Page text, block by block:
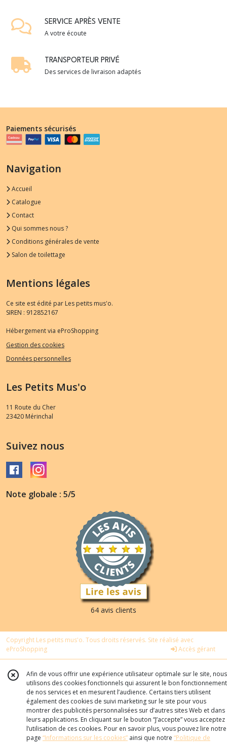
SERVICE APRÈS VENTE
A votre écoute
TRANSPORTEUR PRIVÉ
Des services de livraison adaptés
Paiements sécurisés
Navigation
Accueil
Catalogue
Contact
Qui sommes nous ?
Conditions générales de vente
Salon de toilettage
Mentions légales
Ce site est édité par Les petits mus'o.
SIREN : 912852167
Hébergement via eProShopping
Gestion des cookies
Données personnelles
Les Petits Mus'o
11 Route du Cher
23420 Mérinchal
Suivez nous
Note globale : 5/5
64 avis clients
Copyright Les petits mus'o. Tous droits réservés. Site réalisé avec
eProShopping
Accès gérant
Afin de vous offrir une expérience utilisateur optimale sur le site, nous
utilisons des cookies fonctionnels qui assurent le bon fonctionnement
de nos services et en mesurent l’audience. Certains tiers utilisent
également des cookies de suivi marketing sur le site pour vous
montrer des publicités personnalisées sur d’autres sites Web et dans
leurs applications. En cliquant sur le bouton “J’accepte” vous acceptez
l’utilisation de ces cookies. Pour en savoir plus, vous pouvez lire notre
page “Informations sur les cookies” ainsi que notre “Politique de